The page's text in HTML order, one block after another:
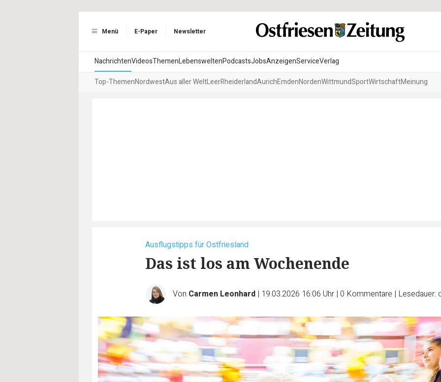
Menü E-Paper Newsletter
NachrichtenVideosThemenLebensweltenPodcastsJobsAnzeigenServiceVerlag
Top-ThemenNordwestAus aller WeltLeerRheiderlandAurichEmdenNordenWittmundSportWirtschaftMeinung
Ausflugstipps für Ostfriesland
Das ist los am Wochenende
Von Carmen Leonhard | 19.03.2026 16:06 Uhr | 0 Kommentare | Lesedauer: